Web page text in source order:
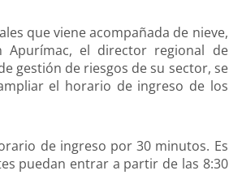
que viene acompañada de nieve,
el director regional de
gestión de riesgos de su sector, se
el horario de ingreso de los
de ingreso por 30 minutos. Es
puedan entrar a partir de las 8:30